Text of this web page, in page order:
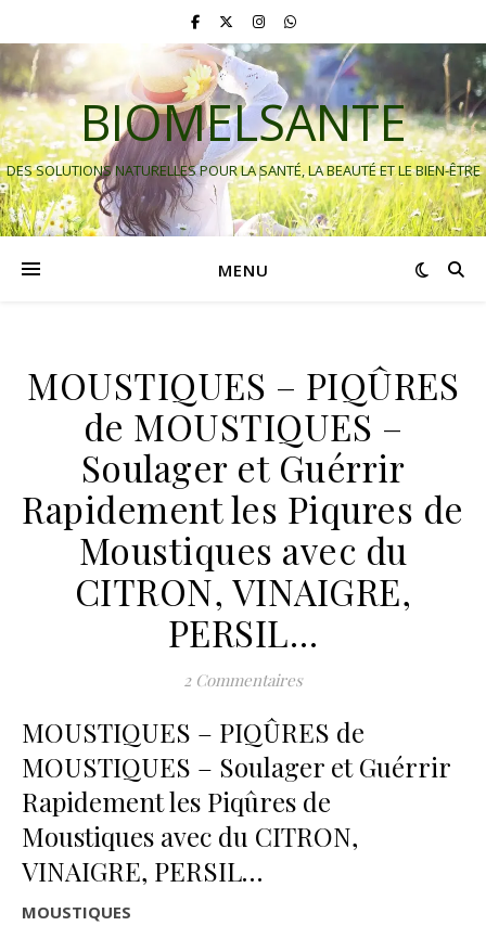
BIOMELSANTE
DES SOLUTIONS NATURELLES POUR LA SANTÉ, LA BEAUTÉ ET LE BIEN-ÊTRE
MENU
MOUSTIQUES – PIQÛRES
de MOUSTIQUES –
Soulager et Guérrir
Rapidement les Piqures de
Moustiques avec du
CITRON, VINAIGRE,
PERSIL…
2 Commentaires
MOUSTIQUES – PIQÛRES de
MOUSTIQUES – Soulager et Guérrir
Rapidement les Piqûres de
Moustiques avec du CITRON,
VINAIGRE, PERSIL…
MOUSTIQUES